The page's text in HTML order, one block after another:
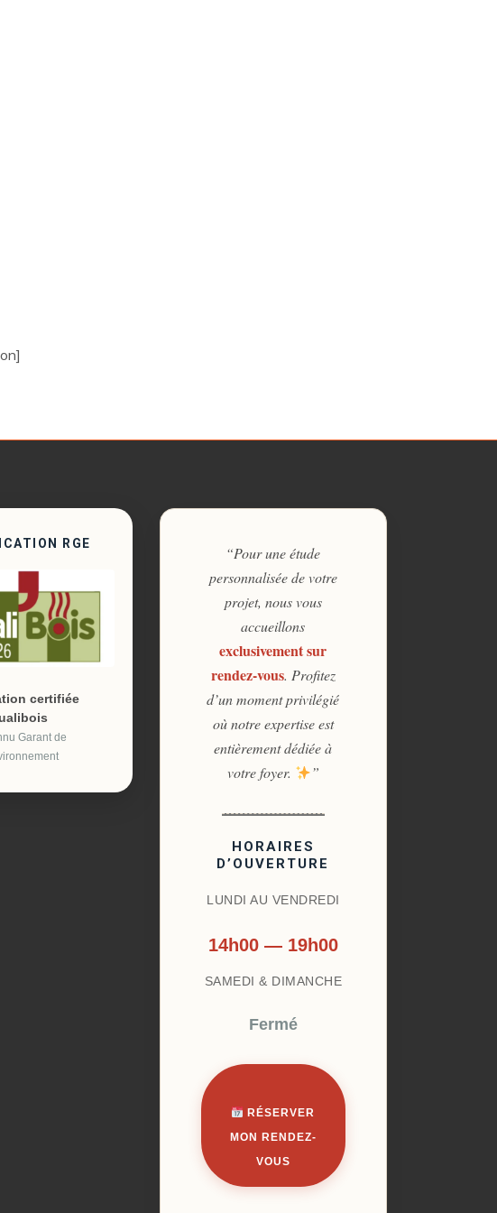
RGE
certifiée
Garant de
“Pour une étude
personnalisée de votre
projet, nous vous
accueillons
exclusivement sur
rendez-vous. Profitez
d’un moment privilégié
où notre expertise est
entièrement dédiée à
votre foyer.
”
HORAIRES
D’OUVERTURE
LUNDI AU VENDREDI
14h00 — 19h00
SAMEDI & DIMANCHE
Fermé
RÉSERVER
MON RENDEZ-
VOUS